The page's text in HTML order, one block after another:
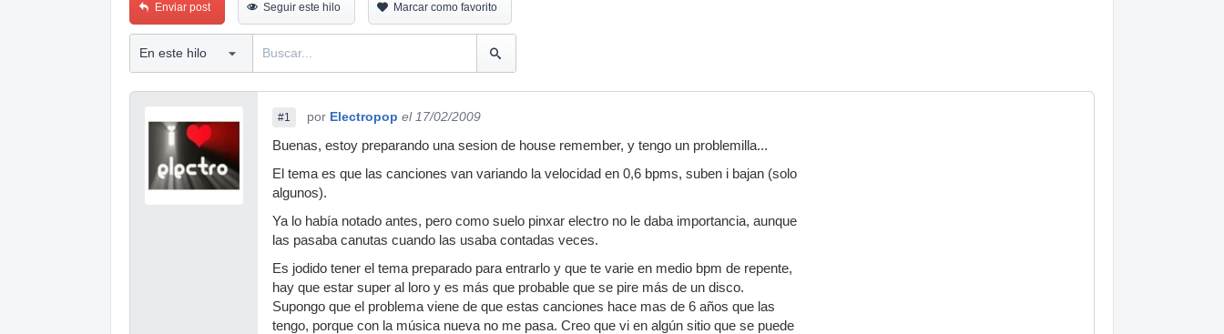
Enviar post Seguir este hilo Marcar como favorito
#1 por Electropop el 17/02/2009
Buenas, estoy preparando una sesion de house remember, y tengo un problemilla...
El tema es que las canciones van variando la velocidad en 0,6 bpms, suben i bajan (solo
algunos).
Ya lo había notado antes, pero como suelo pinxar electro no le daba importancia, aunque
las pasaba canutas cuando las usaba contadas veces.
Es jodido tener el tema preparado para entrarlo y que te varie en medio bpm de repente,
hay que estar super al loro y es más que probable que se pire más de un disco.
Supongo que el problema viene de que estas canciones hace mas de 6 años que las
tengo, porque con la música nueva no me pasa. Creo que vi en algún sitio que se puede